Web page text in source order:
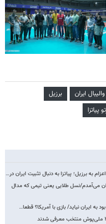
ایران
برزیل
پیاتزا
به برزیل؛ پیاتزا به دنبال تثبیت ایران در…
می‌آمدم/نسل طلایی یعنی تیمی که مدال
به ایران نیاید/ بازی با آمریکا؟ قطعا…